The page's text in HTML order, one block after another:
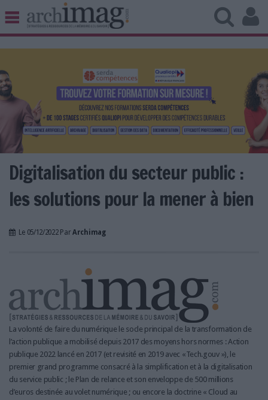
BIBLIOTHÈQUE ÉDITION
UNIVERS DATA
TRAVAIL COLLABORATIF
VIE NUMÉRIQUE
NUMÉRIQUE RESPONSABLE
LES GUIDES PRATIQUES
LES BASES DE DONNÉES
L'ESPACE EMPLOI
L'AGENDA
L'ANNUAIRE DES ACTEURS
LES LIVRES BLANCS
LES SUPPLÉMENTS
Digitalisation du secteur public :
les solutions pour la mener à bien
Le 05/12/2022 ParArchimag
La volonté de faire du numérique le socle principal de la transformation de
l’action publique a mobilisé depuis 2017 des moyens hors normes : Action
publique 2022 lancé en 2017 (et revisité en 2019 avec «Tech.gouv »), le
premier grand programme consacré à la simplification et à la digitalisation
du service public ; le Plan de relance et son enveloppe de 500 millions
d’euros destinée au volet numérique ; ou encore la doctrine « Cloud au